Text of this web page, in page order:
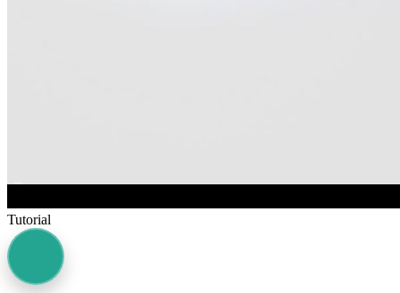
Tutorial